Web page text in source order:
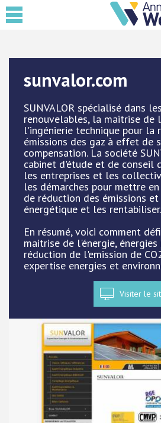
sunvalor.com
SUNVALOR spécialisé dans
renouvelables, la maitrise de
l'ingénierie technique pour la
émissions des gaz à effet de
compensation. La société
cabinet d'étude et de conseil
les entreprises et les
les démarches pour mettre
de réduction des émissions
énergétique et les rentabiliser.
En résumé, voici comment
maitrise de l'énergie,
réduction de l'emission de
expertise energies et
Visiter le